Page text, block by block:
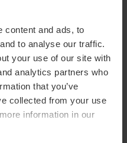
content and ads, to
to analyse our traffic.
your use of our site with
analytics partners who
that you’ve
collected from your use
information in our